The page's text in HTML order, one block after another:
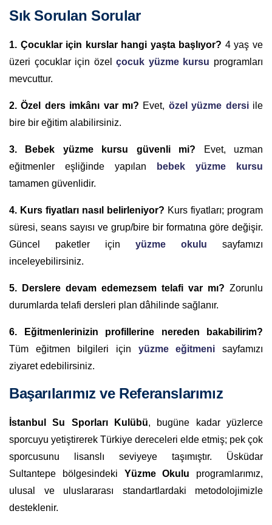
Sık Sorulan Sorular
1. Çocuklar için kurslar hangi yaşta başlıyor? 4 yaş ve
üzeri çocuklar için özelçocuk yüzme kursu programları
mevcuttur.
2. Özel ders imkânı var mı? Evet, özel yüzme dersiile
bire bir eğitim alabilirsiniz.
3. Bebek yüzme kursu güvenli mi? Evet, uzman
eğitmenler eşliğinde yapılan
bebek yüzme kursu
tamamen güvenlidir.
4. Kurs fiyatları nasıl belirleniyor? Kurs fiyatları; program
süresi, seans sayısı ve grup/bire bir formatına göre değişir.
Güncel paketler için yüzme okulu sayfamızı
inceleyebilirsiniz.
5. Derslere devam edemezsem telafi var mı? Zorunlu
durumlarda telafi dersleri plan dâhilinde sağlanır.
6. Eğitmenlerinizin profillerine nereden bakabilirim?
Tüm eğitmen bilgileri için yüzme eğitmeni sayfamızı
ziyaret edebilirsiniz.
Başarılarımız ve Referanslarımız
İstanbul Su Sporları Kulübü, bugüne kadar yüzlerce
sporcuyu yetiştirerek Türkiye dereceleri elde etmiş; pek çok
sporcusunu lisanslı seviyeye taşımıştır. Üsküdar
Sultantepe bölgesindeki Yüzme Okulu programlarımız,
ulusal ve uluslararası standartlardaki metodolojimizle
desteklenir.